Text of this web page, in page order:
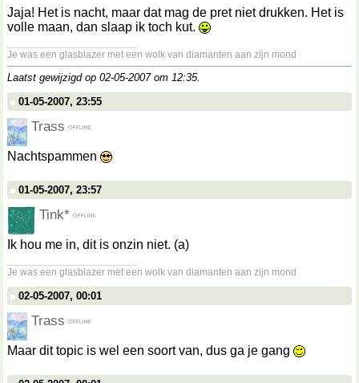
Jaja! Het is nacht, maar dat mag de pret niet drukken. Het is
volle maan, dan slaap ik toch kut.
Je was een glasblazer met een wolk van diamanten aan zijn mond
Laatst gewijzigd op 02-05-2007 om 12:35.
01-05-2007, 23:55
Trass
Nachtspammen
01-05-2007, 23:57
Tink*
Ik hou me in, dit is onzin niet. (a)
Je was een glasblazer met een wolk van diamanten aan zijn mond
02-05-2007, 00:01
Trass
Maar dit topic is wel een soort van, dus ga je gang